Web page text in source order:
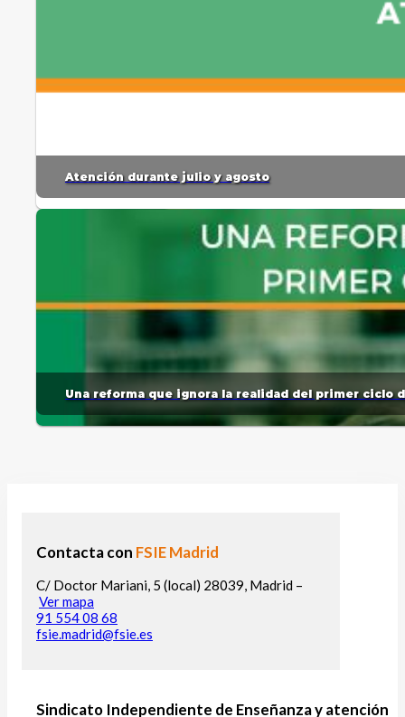
Atención durante julio y agosto
Una reforma que ignora la realidad del primer ciclo
Contacta con FSIE Madrid
C/ Doctor Mariani, 5 (local) 28039, Madrid –
Ver mapa
91 554 08 68
fsie.madrid@fsie.es
Sindicato Independiente de Enseñanza y atención